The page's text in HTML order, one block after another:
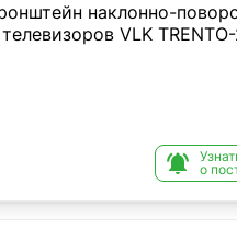
наклонно-
VLK

о